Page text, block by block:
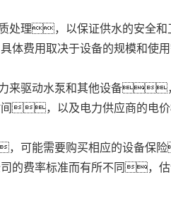
处理，以保证供水的安全
费用取决于设备的规模和使
来驱动水泵和其他设备
间，以及电力供应商的
可能需要购买相应的设备保
的费率标准而有所不同，估